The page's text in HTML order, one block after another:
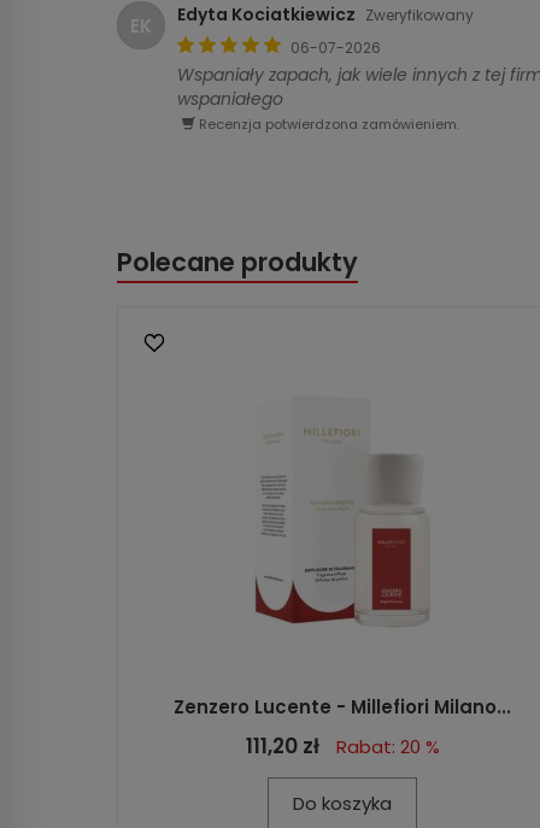
EK Edyta Kociatkiewicz Zweryfikowany
06-07-2026
Wspaniały zapach, jak wiele innych z tej
wspaniałego
Recenzja potwierdzona zamówieniem.
Polecane produkty
Zenzero Lucente - Millefiori Milano...
111,20 zł Rabat: 20 %
Do koszyka